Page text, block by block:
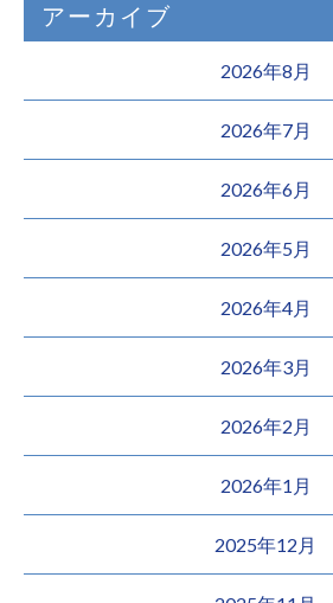
アーカイブ
2026年8月
2026年7月
2026年6月
2026年5月
2026年4月
2026年3月
2026年2月
2026年1月
2025年12月